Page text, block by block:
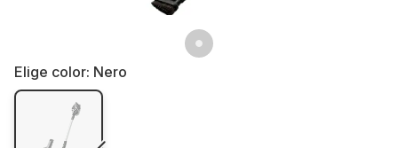
Elige color: Nero